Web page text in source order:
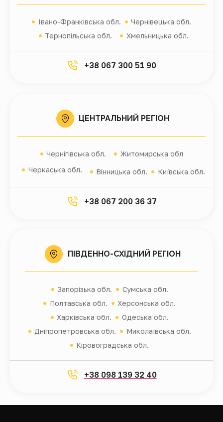
Івано-Франківська обл.
Чернівецька обл.
Тернопільська обл.
Хмельницька обл.
+38 067 300 51 90
ЦЕНТРАЛЬНИЙ РЕГІОН
Чернігівська обл.
Житомирська обл
Черкаська обл.
Вінницька обл. Київська обл.
+38 067 200 36 37
ПІВДЕННО-СХІДНИЙ РЕГІОН
Запорізька обл.
Сумська обл.
Полтавська обл.
Херсонська обл.
Харківська обл.
Одеська обл.
Дніпропетровська обл.
Миколаївська обл.
Кіровоградська обл.
+38 098 139 32 40